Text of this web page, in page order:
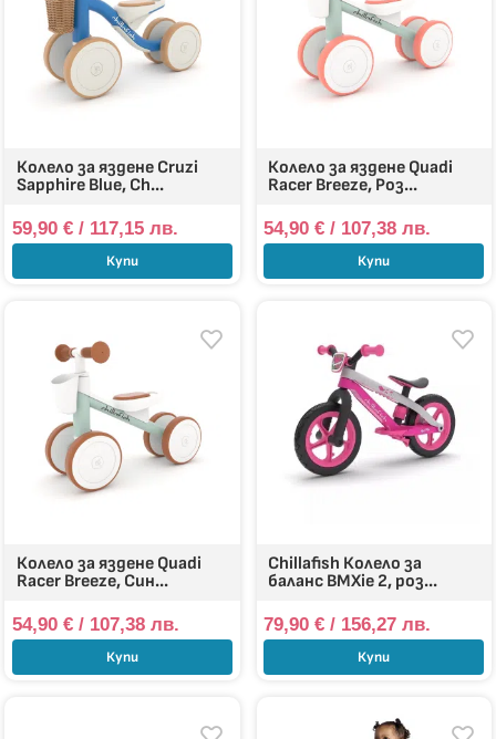
Колело за яздене Cruzi
Sapphire Blue, Ch...
59,90 €/ 117,15 лв.
Купи
Колело за яздене Quadi
Racer Breeze, Роз...
54,90 €/ 107,38 лв.
Купи
Колело за яздене Quadi
Racer Breeze, Син...
54,90 €/ 107,38 лв.
Купи
Chillafish Колело за
баланс BMXie 2, роз...
79,90 €/ 156,27 лв.
Купи